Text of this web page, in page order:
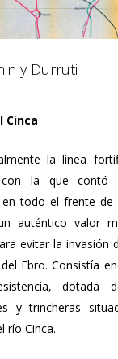
y Durruti
Cinca
la línea
con la que contó
en todo el frente de
auténtico valor
evitar la invasión
Ebro. Consistía
dotada
y trincheras
río Cinca.